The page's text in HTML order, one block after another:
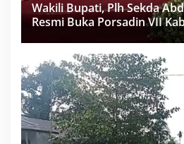
Wakili Bupati, Plh Sekda
Resmi Buka Porsadin VII